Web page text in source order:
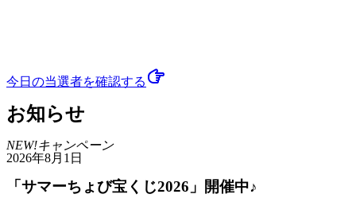
今日の当選者を確認する
お知らせ
NEW!キャンペーン
2026年8月1日
「サマーちょび宝くじ2026」開催中♪